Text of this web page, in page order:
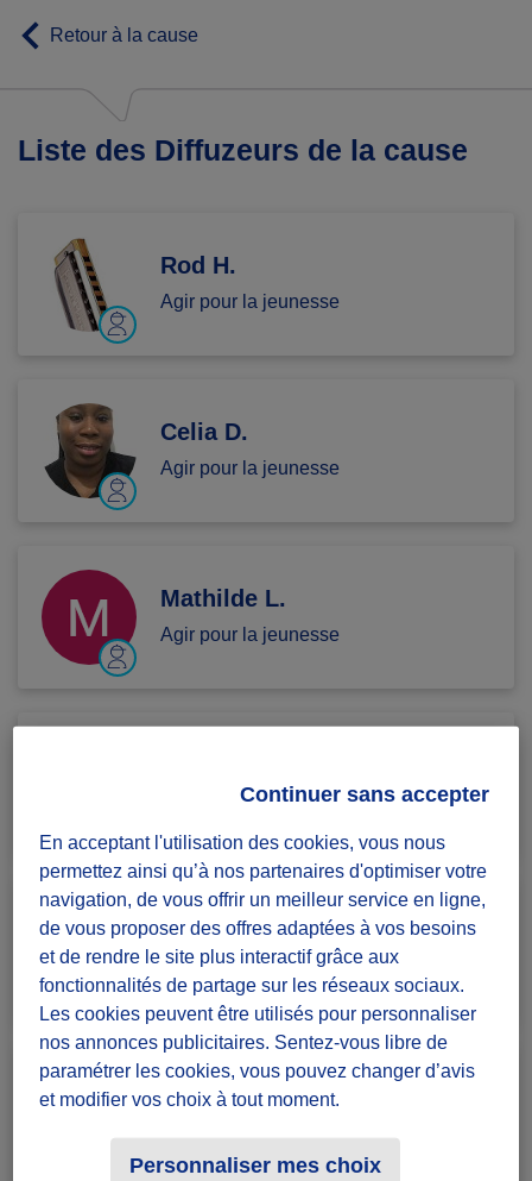
Retour à la cause
Liste des Diffuzeurs de la cause
Rod H.
Agir pour la jeunesse
Celia D.
Agir pour la jeunesse
Mathilde L.
Agir pour la jeunesse
Agir pour la jeunesse
Tiago C.
Agir pour la jeunesse
Bénédicte P.
Agir pour la jeunesse
En acceptant l'utilisation des cookies, vous nous
permettez ainsi qu’à nos partenaires d'optimiser votre
navigation, de vous offrir un meilleur service en ligne,
de vous proposer des offres adaptées à vos besoins
et de rendre le site plus interactif grâce aux
fonctionnalités de partage sur les réseaux sociaux.
Les cookies peuvent être utilisés pour personnaliser
nos annonces publicitaires. Sentez-vous libre de
paramétrer les cookies, vous pouvez changer d’avis
et modifier vos choix à tout moment.
Personnaliser mes choix
Continuer sans accepter